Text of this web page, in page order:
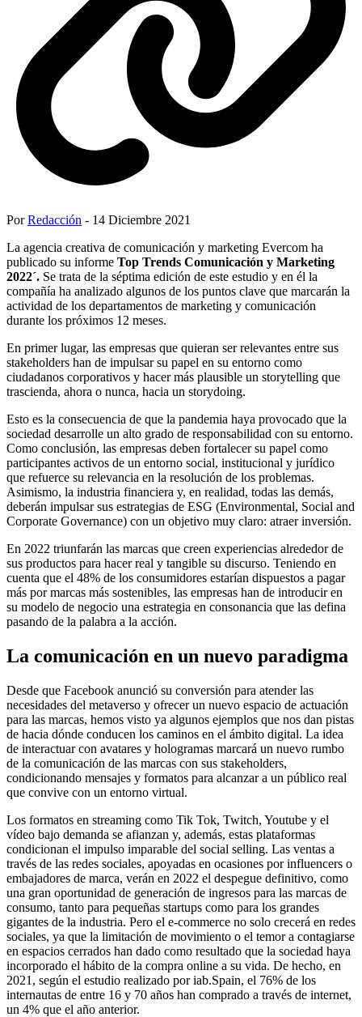
PorRedacción - 14 Diciembre 2021
La agencia creativa de comunicación y marketing Evercom ha
publicado su informe Top Trends Comunicación y Marketing
2022´. Se trata de la séptima edición de este estudio y en él la
compañía ha analizado algunos de los puntos clave que marcarán la
actividad de los departamentos de marketing y comunicación
durante los próximos 12 meses.
En primer lugar, las empresas que quieran ser relevantes entre sus
stakeholders han de impulsar su papel en su entorno como
ciudadanos corporativos y hacer más plausible un storytelling que
trascienda, ahora o nunca, hacia un storydoing.
Esto es la consecuencia de que la pandemia haya provocado que la
sociedad desarrolle un alto grado de responsabilidad con su entorno.
Como conclusión, las empresas deben fortalecer su papel como
participantes activos de un entorno social, institucional y jurídico
que refuerce su relevancia en la resolución de los problemas.
Asimismo, la industria financiera y, en realidad, todas las demás,
deberán impulsar sus estrategias de ESG (Environmental, Social and
Corporate Governance) con un objetivo muy claro: atraer inversión.
En 2022 triunfarán las marcas que creen experiencias alrededor de
sus productos para hacer real y tangible su discurso. Teniendo en
cuenta que el 48% de los consumidores estarían dispuestos a pagar
más por marcas más sostenibles, las empresas han de introducir en
su modelo de negocio una estrategia en consonancia que las defina
pasando de la palabra a la acción.
La comunicación en un nuevo paradigma
Desde que Facebook anunció su conversión para atender las
necesidades del metaverso y ofrecer un nuevo espacio de actuación
para las marcas, hemos visto ya algunos ejemplos que nos dan pistas
de hacia dónde conducen los caminos en el ámbito digital. La idea
de interactuar con avatares y hologramas marcará un nuevo rumbo
de la comunicación de las marcas con sus stakeholders,
condicionando mensajes y formatos para alcanzar a un público real
que convive con un entorno virtual.
Los formatos en streaming como Tik Tok, Twitch, Youtube y el
vídeo bajo demanda se afianzan y, además, estas plataformas
condicionan el impulso imparable del social selling. Las ventas a
través de las redes sociales, apoyadas en ocasiones por influencers o
embajadores de marca, verán en 2022 el despegue definitivo, como
una gran oportunidad de generación de ingresos para las marcas de
consumo, tanto para pequeñas startups como para los grandes
gigantes de la industria. Pero el e-commerce no solo crecerá en redes
sociales, ya que la limitación de movimiento o el temor a contagiarse
en espacios cerrados han dado como resultado que la sociedad haya
incorporado el hábito de la compra online a su vida. De hecho, en
2021, según el estudio realizado por iab.Spain, el 76% de los
internautas de entre 16 y 70 años han comprado a través de internet,
un 4% que el año anterior.